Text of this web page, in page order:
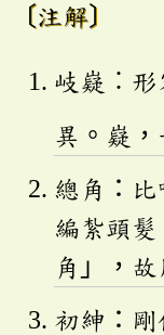
〔注解〕
岐嶷︰
異。嶷，
總角：比
編紮頭
角」，
初紳：